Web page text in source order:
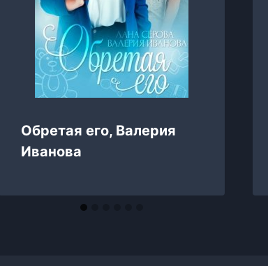
Обретая его, Валерия
Иванова